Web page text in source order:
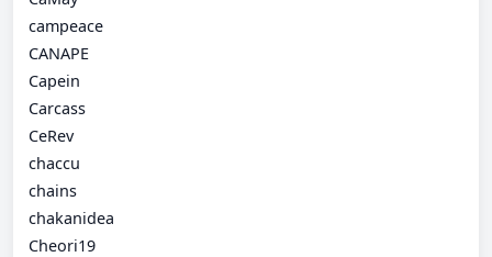
campeace
CANAPE
Capein
Carcass
CeRev
chaccu
chains
chakanidea
Cheori19